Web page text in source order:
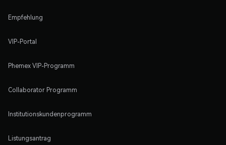
Empfehlung
VIP-Portal
Phemex VIP-Programm
Collaborator Programm
Institutionskundenprogramm
Listungsantrag